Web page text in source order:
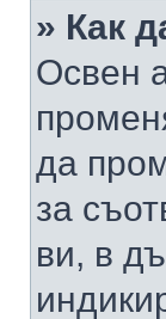
» Как
Освен
да
за
ви, в